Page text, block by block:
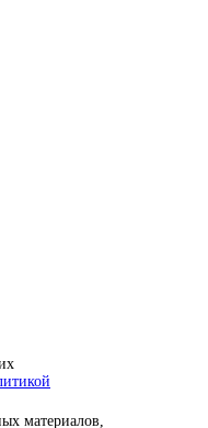
материалов,